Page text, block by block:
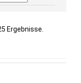
Ergebnisse.